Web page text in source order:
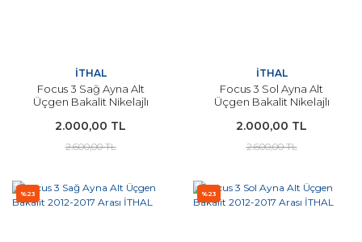
İTHAL
Focus 3 Sağ Ayna Alt
Üçgen Bakalit Nikelajlı
İçin İTHAL
2.000,00 TL
2.600,00 TL
İTHAL
Focus 3 Sol Ayna Alt
Üçgen Bakalit Nikelajlı
İçin İTHAL
2.000,00 TL
2.600,00 TL
%23 %23